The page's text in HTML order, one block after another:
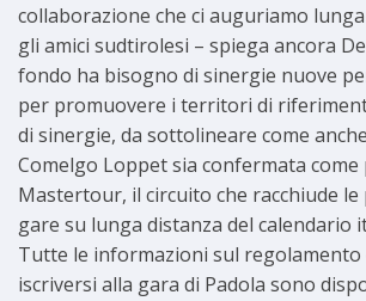
collaborazione che ci auguriamo
gli amici sudtirolesi – spiega ancora
fondo ha bisogno di sinergie nuove
per promuovere i territori di
di sinergie, da sottolineare come
Comelgo Loppet sia confermata come
Mastertour, il circuito che racchiude
gare su lunga distanza del calendario
Tutte le informazioni sul
iscriversi alla gara di Padola sono